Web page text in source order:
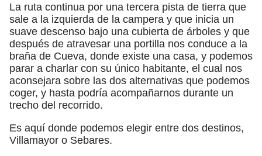
La ruta continua por una tercera pista de tierra que
sale a la izquierda de la campera y que inicia un
suave descenso bajo una cubierta de árboles y que
después de atravesar una portilla nos conduce a la
braña de Cueva, donde existe una casa, y podemos
parar a charlar con su único habitante, el cual nos
aconsejara sobre las dos alternativas que podemos
coger, y hasta podría acompañarnos durante un
trecho del recorrido.
Es aquí donde podemos elegir entre dos destinos,
Villamayor o Sebares.